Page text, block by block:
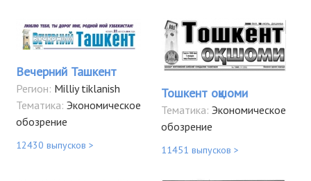
Вечерний Ташкент
Регион: Milliy tiklanish
Тематика: Экономическое
обозрение
12430 выпусков >
Тошкент оқшоми
Тематика: Экономическое
обозрение
11451 выпусков >